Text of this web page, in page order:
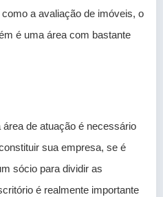
a avaliação de imóveis, o
é uma área com bastante
de atuação é necessário
sua empresa, se é
sócio para dividir as
é realmente importante